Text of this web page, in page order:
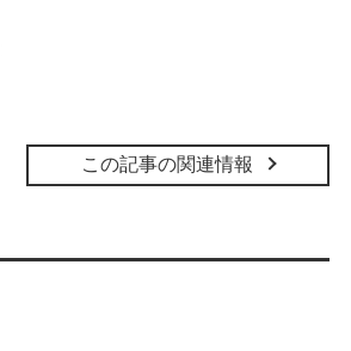
この記事の関連情報